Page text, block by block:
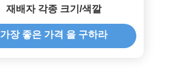
재배자 각종 크기/색깔
가장 좋은 가격 을 구하라